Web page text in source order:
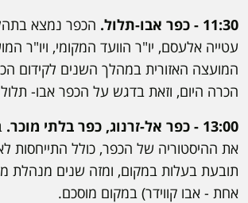
11:30 - כפר אבו-תלול.
הכפר נמצא
עטייה אלעסם, יו"ר הוועד המקומי, ויו"ר
המועצה האזורית במהלך השנים לקידום
הכרה היום, וזאת בדגש על הכפר אבו-
13:00 - כפר אל-זרנוג, כפר בלתי מוכר.
את ההיסטוריה של הכפר, כולל התייחסות
תובעת בעלות במקום, ומזה שנים
אחת - אבו קווידר) במקום מוסכם.